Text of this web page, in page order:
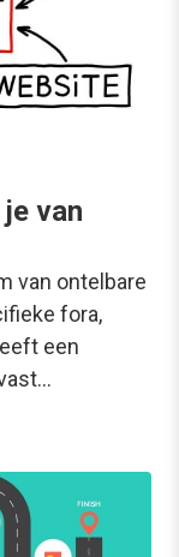
van
van ontelbare
fora,
een